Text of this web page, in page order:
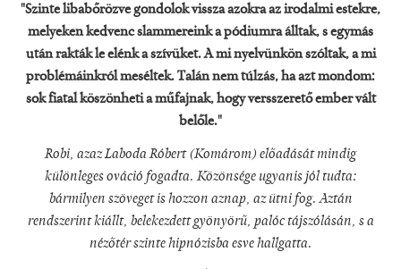
"Szinte libabőrözve gondolok vissza azokra az irodalmi estekre,
melyeken kedvenc slammereink a pódiumra álltak, s egymás
után rakták le elénk a szívüket. A mi nyelvünkön szóltak, a mi
problémáinkról meséltek. Talán nem túlzás, ha azt mondom:
sok fiatal köszönheti a műfajnak, hogy versszerető ember vált
belőle."
Robi, azaz Laboda Róbert (Komárom) előadását mindig
különleges ováció fogadta. Közönsége ugyanis jól tudta:
bármilyen szöveget is hozzon aznap, az ütni fog. Aztán
rendszerint kiállt, belekezdett gyönyörű, palóc tájszólásán, s a
nézőtér szinte hipnózisba esve hallgatta.